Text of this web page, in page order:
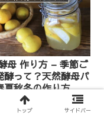
母 作り方 – 季節ご
酵って？天然酵母パ
夏秋冬の作り方
酵方法をマスターし
酵母パン作りをもっと
トップ サイドバー